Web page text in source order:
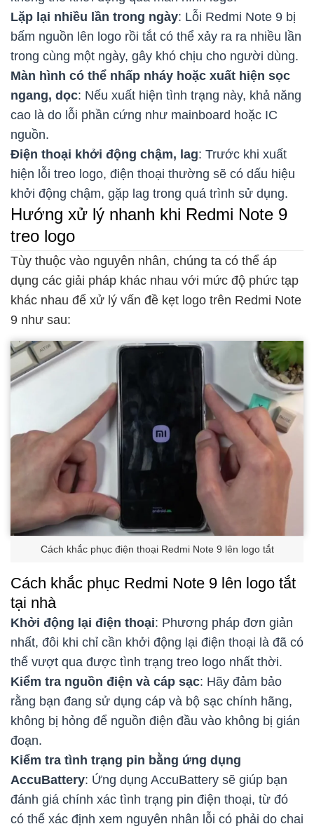
Lặp lại nhiều lần trong ngày: Lỗi Redmi Note 9 bị
bấm nguồn lên logo rồi tắt có thể xảy ra ra nhiều lần
trong cùng một ngày, gây khó chịu cho người dùng.
Màn hình có thể nhấp nháy hoặc xuất hiện sọc
ngang, dọc: Nếu xuất hiện tình trạng này, khả năng
cao là do lỗi phần cứng như mainboard hoặc IC
nguồn.
Điện thoại khởi động chậm, lag: Trước khi xuất
hiện lỗi treo logo, điện thoại thường sẽ có dấu hiệu
khởi động chậm, gặp lag trong quá trình sử dụng.
Hướng xử lý nhanh khi Redmi Note 9
treo logo
Tùy thuộc vào nguyên nhân, chúng ta có thể áp
dụng các giải pháp khác nhau với mức độ phức tạp
khác nhau để xử lý vấn đề kẹt logo trên Redmi Note
9 như sau:
Cách khắc phục điện thoại Redmi Note 9 lên logo tắt
Cách khắc phục Redmi Note 9 lên logo tắt
tại nhà
Khởi động lại điện thoại: Phương pháp đơn giản
nhất, đôi khi chỉ cần khởi động lại điện thoại là đã có
thể vượt qua được tình trạng treo logo nhất thời.
Kiểm tra nguồn điện và cáp sạc: Hãy đảm bảo
rằng bạn đang sử dụng cáp và bộ sạc chính hãng,
không bị hỏng để nguồn điện đầu vào không bị gián
đoạn.
Kiểm tra tình trạng pin bằng ứng dụng
AccuBattery: Ứng dụng AccuBattery sẽ giúp bạn
đánh giá chính xác tình trạng pin điện thoại, từ đó
có thể xác định xem nguyên nhân lỗi có phải do chai